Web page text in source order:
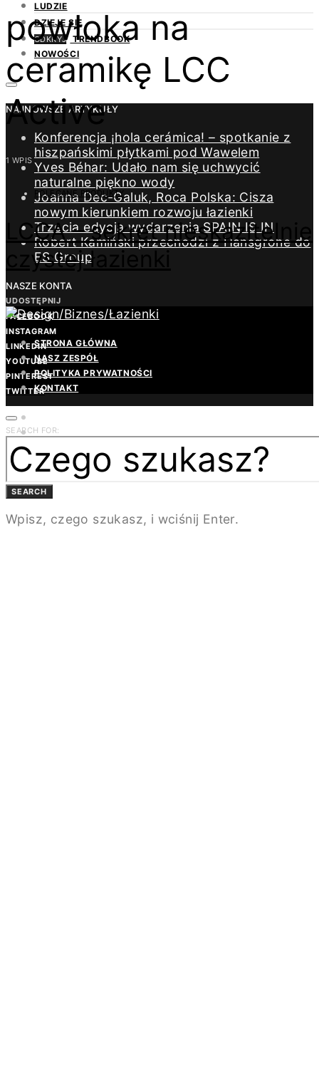
LUDZIE
DZIEJE SIĘ
ODKRYJ
TRENDBOOK
NOWOŚCI
NAJNOWSZE ARTYKUŁY
Konferencja ¡hola cerámica! – spotkanie z
hiszpańskimi płytkami pod Wawelem
Yves Béhar: Udało nam się uchwycić
naturalne piękno wody
Joanna Dec-Galuk, Roca Polska: Cisza
nowym kierunkiem rozwoju łazienki
Trzecia edycja wydarzenia SPAIN IS IN
Robert Kamiński przechodzi z Hansgrohe do
ES Group
NASZE KONTA
FACEBOOK
INSTAGRAM
LINKEDIN
YOUTUBE
PINTEREST
TWITTER
BEZPŁATNA PRENUMERATA
ŁAZIENKA.PRO
NEWSLETTER
KONTAKT
powłoka na
ceramikę LCC
Active
1 WPIS
POLECANE PRODUKTY
LCCA – sekret nieskazitelnie
czystej łazienki
UDOSTĘPNIJ
STRONA GŁÓWNA
NASZ ZESPÓŁ
POLITYKA PRYWATNOŚCI
KONTAKT
SEARCH FOR:
SEARCH
Wpisz, czego szukasz, i wciśnij Enter.